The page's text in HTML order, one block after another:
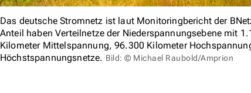
Das deutsche Stromnetz ist laut Monitoringbericht der
Anteil haben Verteilnetze der Niederspannungsebene mit
Kilometer Mittelspannung, 96.300 Kilometer
Höchstspannungsnetze. Bild: © Michael Raubold/Amprion